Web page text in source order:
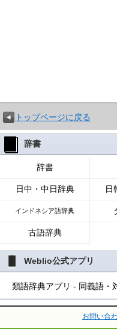
トップページに戻る
辞書
辞書
日中・中日辞典 日
インドネシア語辞典
古語辞典
Weblio公式アプリ
類語辞典アプリ - 同義語・
お問い合